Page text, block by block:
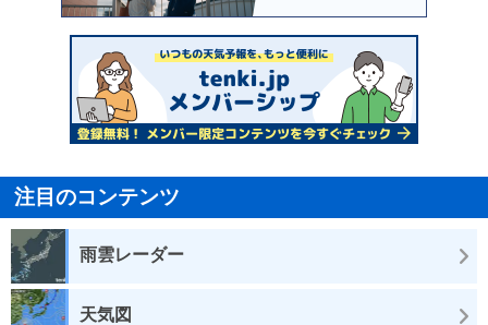
注目のコンテンツ
雨雲レーダー
天気図